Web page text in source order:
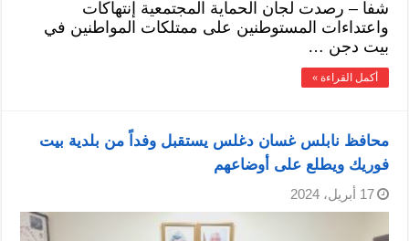
شفا – رصدت لجان الحماية المجتمعية إنتهاكات
واعتداءات المستوطنين على ممتلكات المواطنين في
بيت دجن …
أكمل القراءة »
محافظ نابلس غسان دغلس يستقبل وفداً من بلدية بيت
فوريك ويطلع على أوضاعهم
17 أبريل، 2024